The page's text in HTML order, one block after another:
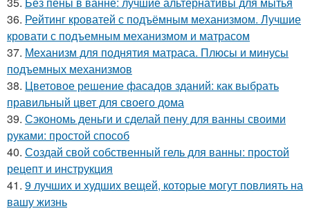
36. Рейтинг кроватей с подъёмным механизмом. Лучшие
кровати с подъемным механизмом и матрасом
37. Механизм для поднятия матраса. Плюсы и минусы
подъемных механизмов
38. Цветовое решение фасадов зданий: как выбрать
правильный цвет для своего дома
39. Сэкономь деньги и сделай пену для ванны своими
руками: простой способ
40. Создай свой собственный гель для ванны: простой
рецепт и инструкция
41. 9 лучших и худших вещей, которые могут повлиять на
вашу жизнь